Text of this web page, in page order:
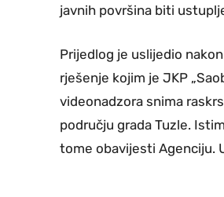
javnih površina biti
Prijedlog je uslijedio
rješenje kojim je JKP
videonadzora snima
području grada Tuzle.
tome obavijesti Agenciju.